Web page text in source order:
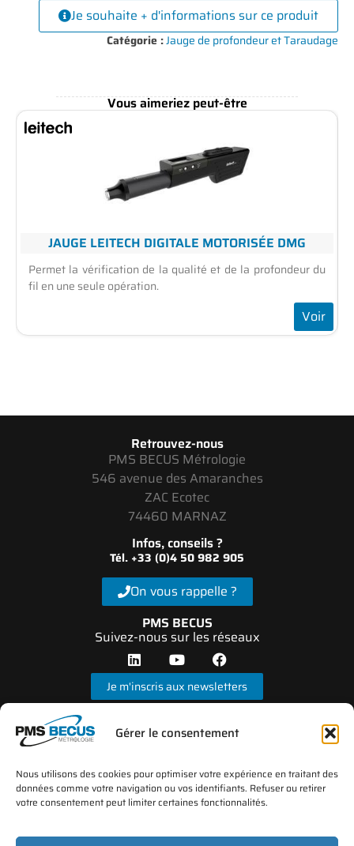
Gérer le consentement
Nous utilisons des cookies pour optimiser votre expérience en traitant des
données comme votre navigation ou vos identifiants. Refuser ou retirer
votre consentement peut limiter certaines fonctionnalités.
Je souhaite + d'informations sur ce produit
Catégorie :Jauge de profondeur et Taraudage
Vous aimeriez peut-être
JAUGE LEITECH DIGITALE MOTORISÉE DMG
Permet la vérification de la qualité et de la profondeur du
fil en une seule opération.
Voir
Retrouvez-nous
PMS BECUS Métrologie
546 avenue des Amaranches
ZAC Ecotec
74460 MARNAZ
Infos, conseils ?
Tél. +33 (0)4 50 982 905
On vous rappelle ?
PMS BECUS
Suivez-nous sur les réseaux
Je m'inscris aux newsletters